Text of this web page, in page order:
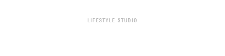
LIFESTYLE STUDIO